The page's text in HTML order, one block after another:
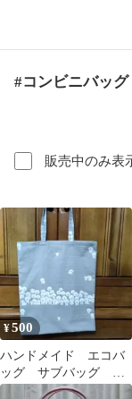
#コンビニバッ
販売中のみ表
¥500
ハンドメイド エコバ
ッグ サブバッグ コ
ンビニバッグ ビショ